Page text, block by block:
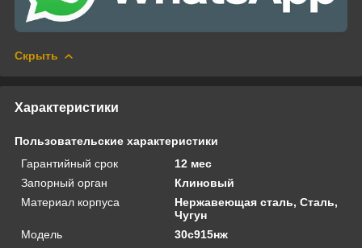
Скрыть
Характеристики
Пользовательские характеристики
Гарантийный срок
12 мес
Запорный орган
Клиновый
Материал корпуса
Нержавеющая сталь, Сталь,
Чугун
Модель
30с915нж